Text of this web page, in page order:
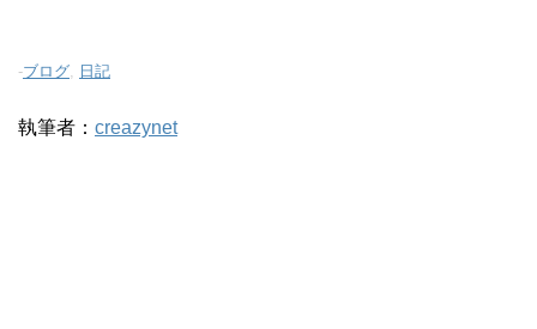
-ブログ, 日記
執筆者： creazynet